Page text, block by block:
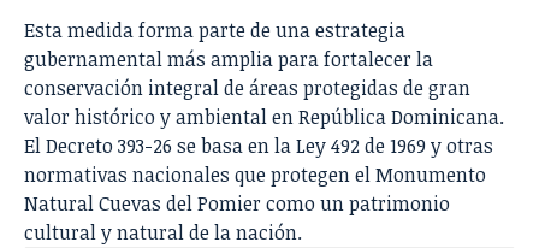
Esta medida forma parte de una estrategia
gubernamental más amplia para fortalecer la
conservación integral de áreas protegidas de gran
valor histórico y ambiental en República Dominicana.
El Decreto 393-26 se basa en la Ley 492 de 1969 y otras
normativas nacionales que protegen el Monumento
Natural Cuevas del Pomier como un patrimonio
cultural y natural de la nación.